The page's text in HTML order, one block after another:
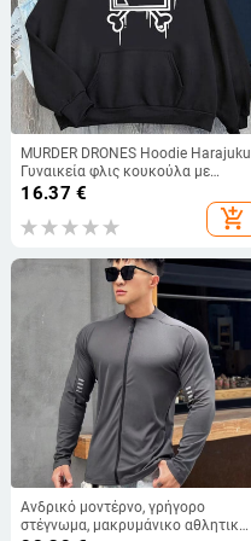
MURDER DRONES Hoodie Harajuku
Γυναικεία φλις κουκούλα με
μακρυμάνικο εμπριμέ casual
ανοιξιάτικο φθινοπωρινό φούτερ
Street Wear Ρούχα Y2k
16.37 €
add_shopping_cart
Ανδρικό μοντέρνο, γρήγορο
στέγνωμα, μακρυμάνικο αθλητικό,